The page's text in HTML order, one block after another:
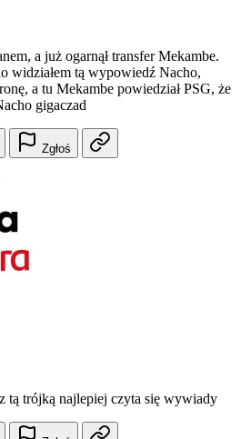
a już ogarnął transfer Mekambe.
widziałem tą wypowiedź Nacho,
a tu Mekambe powiedział PSG, że
gigaczad
Zgłoś
tą trójką najlepiej czyta się wywiady